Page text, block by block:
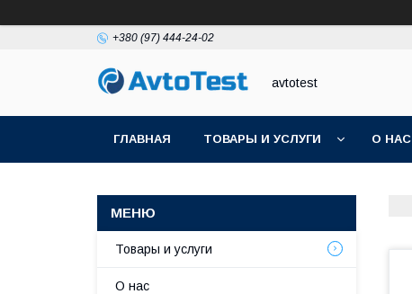
+380 (97) 444-24-02
avtotest
ГЛАВНАЯ ТОВАРЫ И УСЛУГИ О НАС
Товары и услуги
О нас